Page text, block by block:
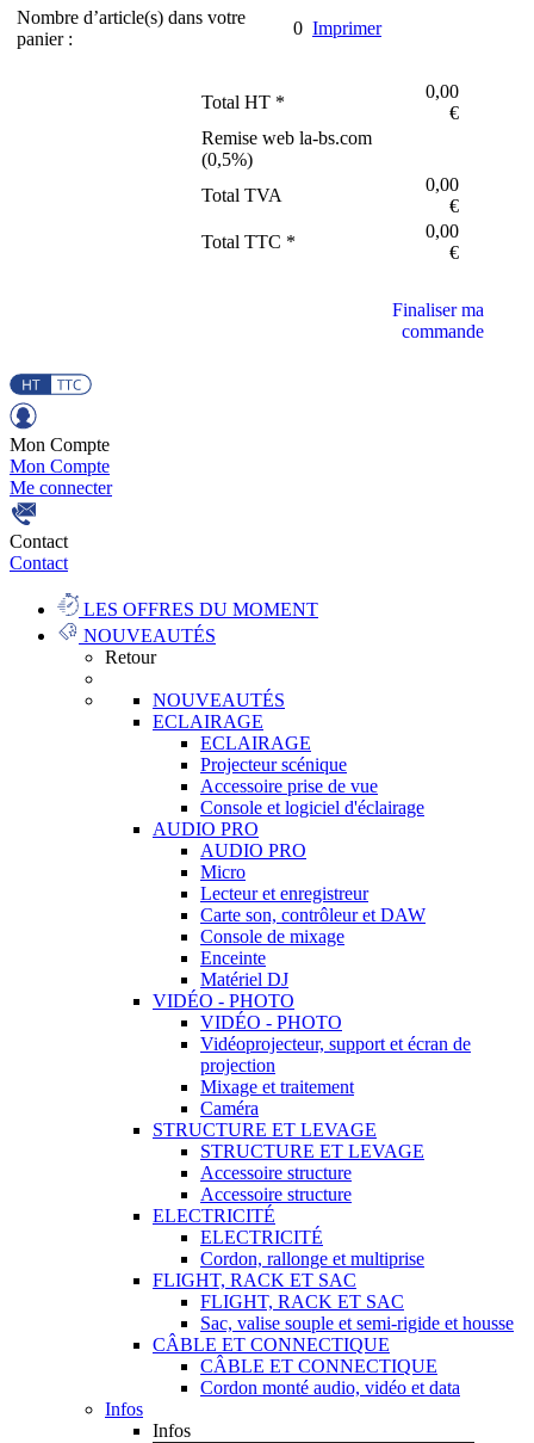
Nombre d’article(s) dans votre
panier :
0 Imprimer
Total HT *
0,00
€
Remise web la-bs.com
(0,5%)
Total TVA
0,00
€
Total TTC *
0,00
€
Finaliser ma
commande
Mon Compte
Mon Compte
Me connecter
Contact
Contact
LES OFFRES DU MOMENT
NOUVEAUTÉS
Retour
NOUVEAUTÉS
ECLAIRAGE
ECLAIRAGE
Projecteur scénique
Accessoire prise de vue
Console et logiciel d'éclairage
AUDIO PRO
AUDIO PRO
Micro
Lecteur et enregistreur
Carte son, contrôleur et DAW
Console de mixage
Enceinte
Matériel DJ
VIDÉO - PHOTO
VIDÉO - PHOTO
Vidéoprojecteur, support et écran de
projection
Mixage et traitement
Caméra
STRUCTURE ET LEVAGE
STRUCTURE ET LEVAGE
Accessoire structure
Accessoire structure
ELECTRICITÉ
ELECTRICITÉ
Cordon, rallonge et multiprise
FLIGHT, RACK ET SAC
FLIGHT, RACK ET SAC
Sac, valise souple et semi-rigide et housse
CÂBLE ET CONNECTIQUE
CÂBLE ET CONNECTIQUE
Cordon monté audio, vidéo et data
Infos
Infos